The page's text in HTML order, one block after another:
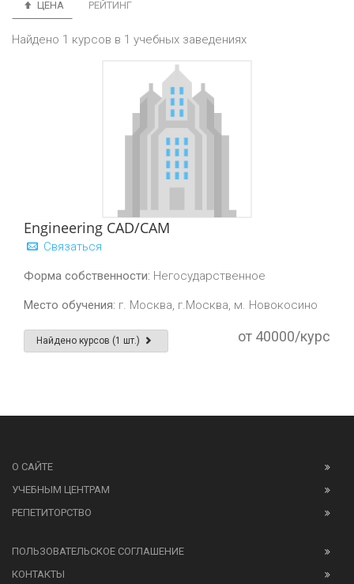
ЦЕНА РЕЙТИНГ
Найдено 1 курсов в 1 учебных заведениях
Engineering CAD/CAM
Связаться
Форма собственности: Негосударственное
Место обучения: г. Москва, г.Москва, м. Новокосино
Найдено курсов (1 шт.) от 40000/курс
О САЙТЕ
УЧЕБНЫМ ЦЕНТРАМ
РЕПЕТИТОРСТВО
ПОЛЬЗОВАТЕЛЬСКОЕ СОГЛАШЕНИЕ
КОНТАКТЫ